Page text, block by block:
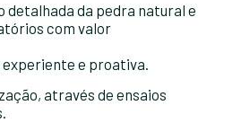
detalhada da pedra natural e
com valor
e proativa.
através de ensaios